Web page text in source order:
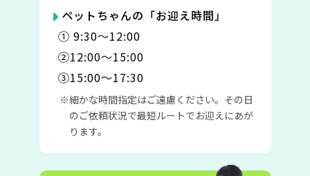
ペットちゃんの「お迎え時間」
① 9:30〜12:00
②12:00〜15:00
③15:00〜17:30
細かな時間指定はご遠慮ください。その日
のご依頼状況で最短ルートでお迎えにあが
ります。